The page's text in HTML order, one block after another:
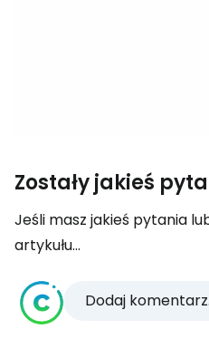
Zostały jakieś
Jeśli masz jakieś pytania
artykułu...
Dodaj